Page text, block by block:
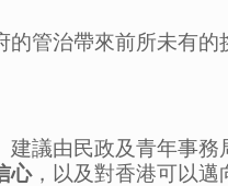
管治帶來前所未有的
建議由民政及青年事務
心，以及對香港可以邁